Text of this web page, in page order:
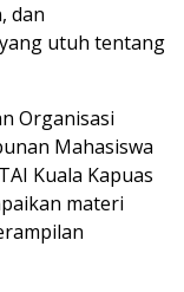
dan
utuh tentang
Organisasi
Mahasiswa
Kuala Kapuas
materi